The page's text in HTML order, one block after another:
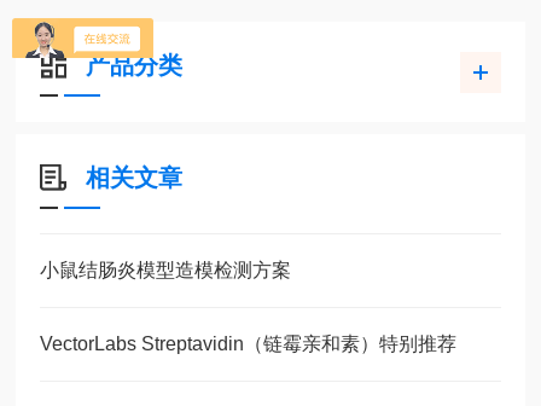
产品分类
相关文章
小鼠结肠炎模型造模检测方案
VectorLabs Streptavidin（链霉亲和素）特别推荐